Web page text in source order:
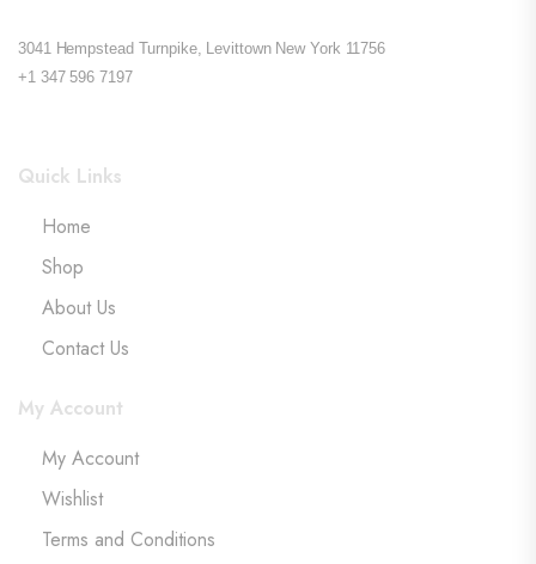
3041 Hempstead Turnpike, Levittown New York 11756
+1 347 596 7197
Quick Links
Home
Shop
About Us
Contact Us
My Account
My Account
Wishlist
Terms and Conditions